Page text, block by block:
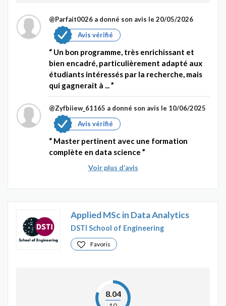
@Parfait0026 a donné son avis le 20/05/2026
Avis vérifié
Un bon programme, très enrichissant et
bien encadré, particulièrement adapté aux
étudiants intéressés par la recherche, mais
qui gagnerait à ...
@Zyfbiiew_61165 a donné son avis le 10/06/2025
Avis vérifié
Master pertinent avec une formation
complète en data science
Voir plus d’avis
Applied MSc in Data Analytics
DSTI School of Engineering
Favoris
8.04